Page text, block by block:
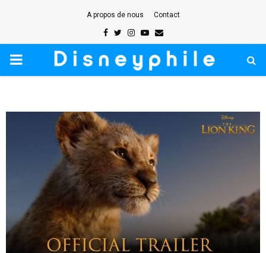
A propos de nous Contact
Facebook
TwitterInstagram
Youtube
Email
PRIMARY